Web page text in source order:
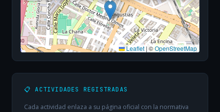
Leaflet | ©OpenStreetMap
📋 ACTIVIDADES REGISTRADAS
Cada actividad enlaza a su página oficial con la normativa